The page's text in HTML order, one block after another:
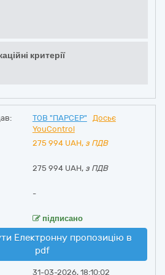
критерії
ТОВ "ПАРСЕР"
Досьє
YouControl
275 994 UAH, з ПДВ
275 994 UAH, з ПДВ
-
підписано
Електронну пропозицію в
pdf
31-03-2026, 18:10:02